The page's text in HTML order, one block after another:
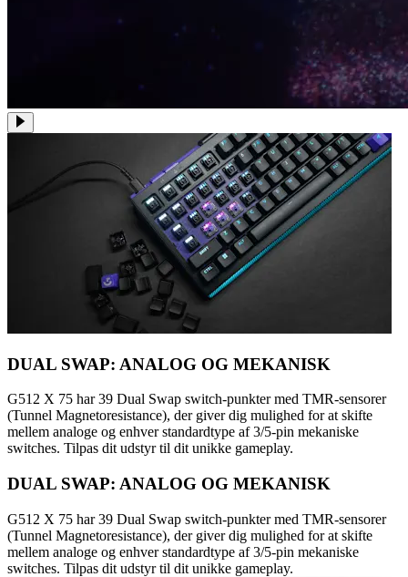
DUAL SWAP: ANALOG OG MEKANISK
G512 X 75 har 39 Dual Swap switch-punkter med TMR-sensorer
(Tunnel Magnetoresistance), der giver dig mulighed for at skifte
mellem analoge og enhver standardtype af 3/5-pin mekaniske
switches. Tilpas dit udstyr til dit unikke gameplay.
DUAL SWAP: ANALOG OG MEKANISK
G512 X 75 har 39 Dual Swap switch-punkter med TMR-sensorer
(Tunnel Magnetoresistance), der giver dig mulighed for at skifte
mellem analoge og enhver standardtype af 3/5-pin mekaniske
switches. Tilpas dit udstyr til dit unikke gameplay.